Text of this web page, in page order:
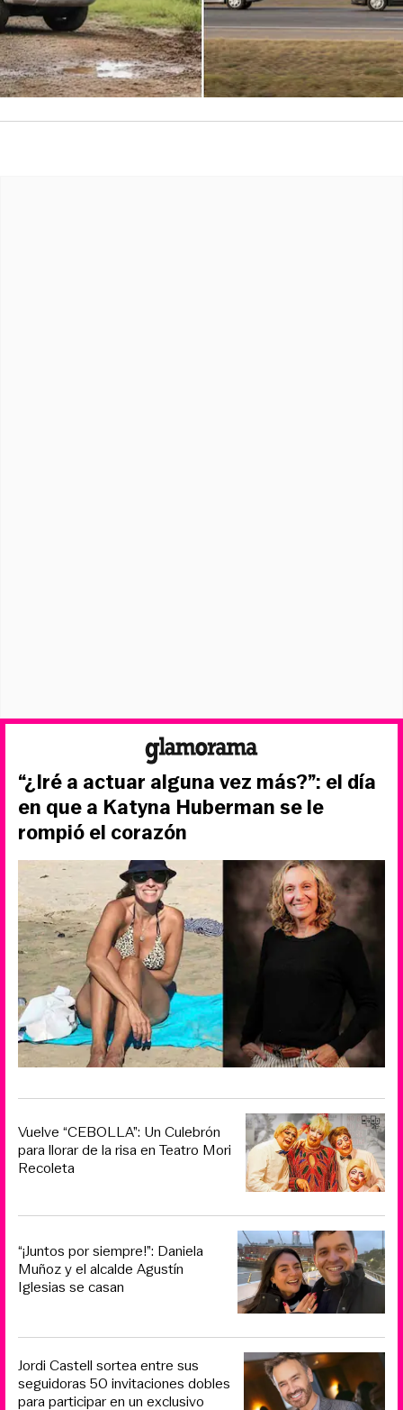
“¿Iré a actuar alguna vez más?”: el día
en que a Katyna Huberman se le
rompió el corazón
Vuelve “CEBOLLA”: Un Culebrón
para llorar de la risa en Teatro Mori
Recoleta
“¡Juntos por siempre!”: Daniela
Muñoz y el alcalde Agustín
Iglesias se casan
Jordi Castell sortea entre sus
seguidoras 50 invitaciones dobles
para participar en un exclusivo